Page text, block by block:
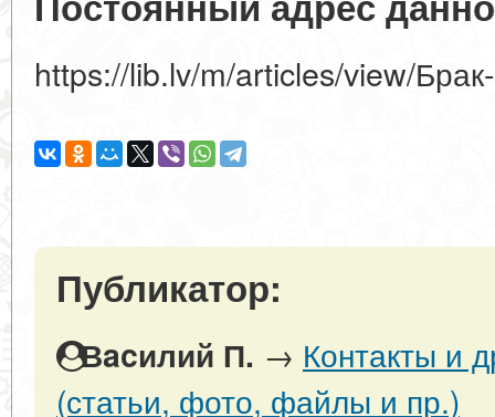
https://lib.lv/m/articles/view/
Публикатор:
Вacилий П. → Контакты и
(статьи, фото, файлы и пр.)